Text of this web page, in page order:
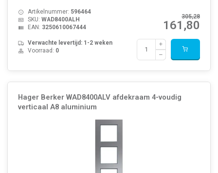
305,28
161,80
Artikelnummer: 596464
SKU: WAD8400ALH
EAN: 3250610067444
Verwachte levertijd: 1-2 weken
Voorraad: 0
Hager Berker WAD8400ALV afdekraam 4-voudig
verticaal A8 aluminium